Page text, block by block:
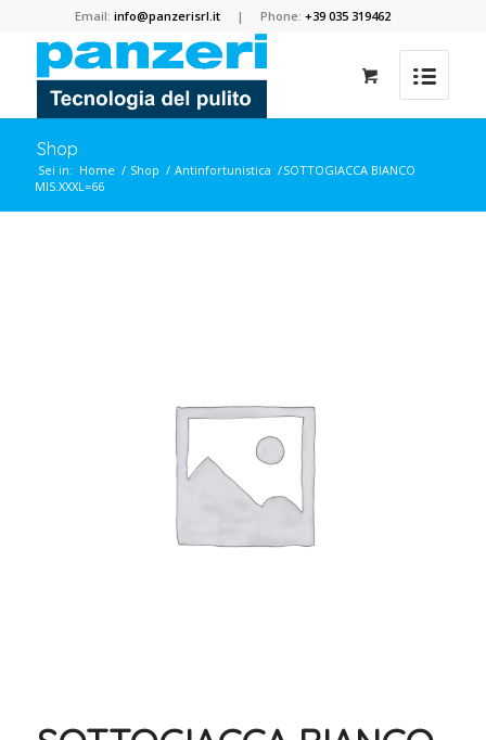
Email:info@panzerisrl.it | Phone:+39 035 319462
Shop
Sei in: Home / Shop / Antinfortunistica /SOTTOGIACCA BIANCO
MIS.XXXL=66